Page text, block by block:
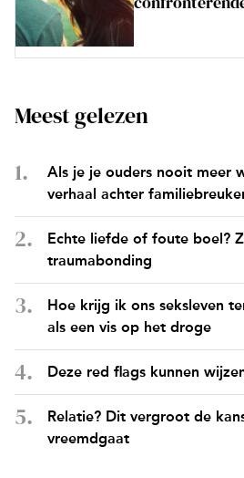
Meest gelezen
Als je je ouders nooit meer
verhaal achter
Echte liefde of foute boel?
traumabonding
Hoe krijg ik ons seksleven
als een vis op het droge
Deze red flags kunnen
Relatie? Dit vergroot de
vreemdgaat